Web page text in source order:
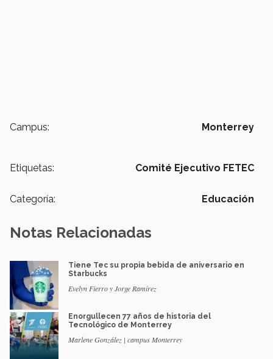
Campus: Monterrey
Etiquetas: Comité Ejecutivo FETEC
Categoría: Educación
Notas Relacionadas
Tiene Tec su propia bebida de aniversario en
Starbucks
Evelyn Fierro y Jorge Ramírez
Enorgullecen 77 años de historia del
Tecnológico de Monterrey
Marlene González | campus Monterrey